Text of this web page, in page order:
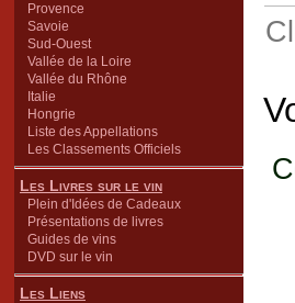
Provence
Savoie
Sud-Ouest
Vallée de la Loire
Vallée du Rhône
Italie
Hongrie
Liste des Appellations
Les Classements Officiels
Les Livres sur le vin
Plein d'Idées de Cadeaux
Présentations de livres
Guides de vins
DVD sur le vin
Les Liens